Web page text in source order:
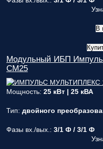
В
Модульный ИБП
СМ25
Мощность: 25 кВт | 25 кВА
Тип: двойного
Фазы вх./вых.: 3/1 Ф / 3/1 Ф